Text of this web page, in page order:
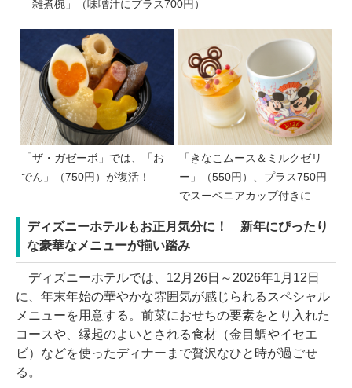
「雑煮椀」（味噌汁にプラス700円）
「ザ・ガゼーボ」では、「お
でん」（750円）が復活！
「きなこムース＆ミルクゼリ
ー」（550円）、プラス750円
でスーベニアカップ付きに
ディズニーホテルもお正月気分に！ 新年にぴったり
な豪華なメニューが揃い踏み
ディズニーホテルでは、12月26日～2026年1月12日
に、年末年始の華やかな雰囲気が感じられるスペシャル
メニューを用意する。前菜におせちの要素をとり入れた
コースや、縁起のよいとされる食材（金目鯛やイセエ
ビ）などを使ったディナーまで贅沢なひと時が過ごせ
る。